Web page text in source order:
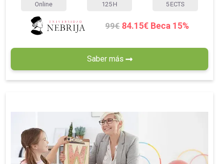
Online 125 H 5 ECTS
99€ 84.15€ Beca 15%
Saber más